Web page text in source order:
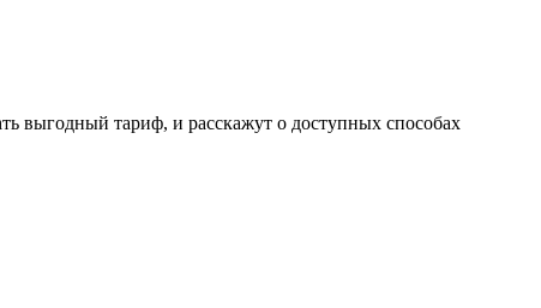
выгодный тариф, и расскажут о доступных способах